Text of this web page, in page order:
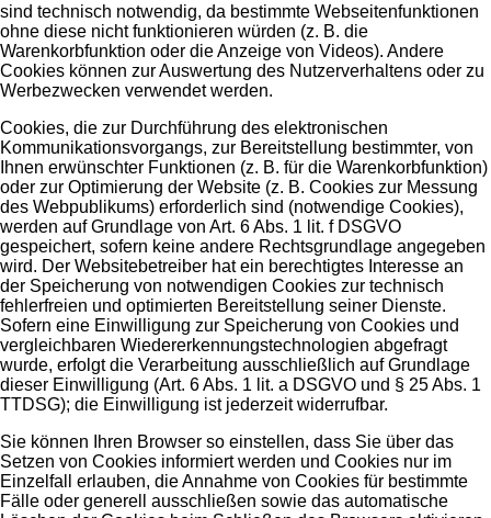
sind technisch notwendig, da bestimmte Webseitenfunktionen
ohne diese nicht funktionieren würden (z. B. die
Warenkorbfunktion oder die Anzeige von Videos). Andere
Cookies können zur Auswertung des Nutzerverhaltens oder zu
Werbezwecken verwendet werden.
Cookies, die zur Durchführung des elektronischen
Kommunikationsvorgangs, zur Bereitstellung bestimmter, von
Ihnen erwünschter Funktionen (z. B. für die Warenkorbfunktion)
oder zur Optimierung der Website (z. B. Cookies zur Messung
des Webpublikums) erforderlich sind (notwendige Cookies),
werden auf Grundlage von Art. 6 Abs. 1 lit. f DSGVO
gespeichert, sofern keine andere Rechtsgrundlage angegeben
wird. Der Websitebetreiber hat ein berechtigtes Interesse an
der Speicherung von notwendigen Cookies zur technisch
fehlerfreien und optimierten Bereitstellung seiner Dienste.
Sofern eine Einwilligung zur Speicherung von Cookies und
vergleichbaren Wiedererkennungstechnologien abgefragt
wurde, erfolgt die Verarbeitung ausschließlich auf Grundlage
dieser Einwilligung (Art. 6 Abs. 1 lit. a DSGVO und § 25 Abs. 1
TTDSG); die Einwilligung ist jederzeit widerrufbar.
Sie können Ihren Browser so einstellen, dass Sie über das
Setzen von Cookies informiert werden und Cookies nur im
Einzelfall erlauben, die Annahme von Cookies für bestimmte
Fälle oder generell ausschließen sowie das automatische